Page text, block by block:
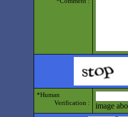
*Human
Verification :
image